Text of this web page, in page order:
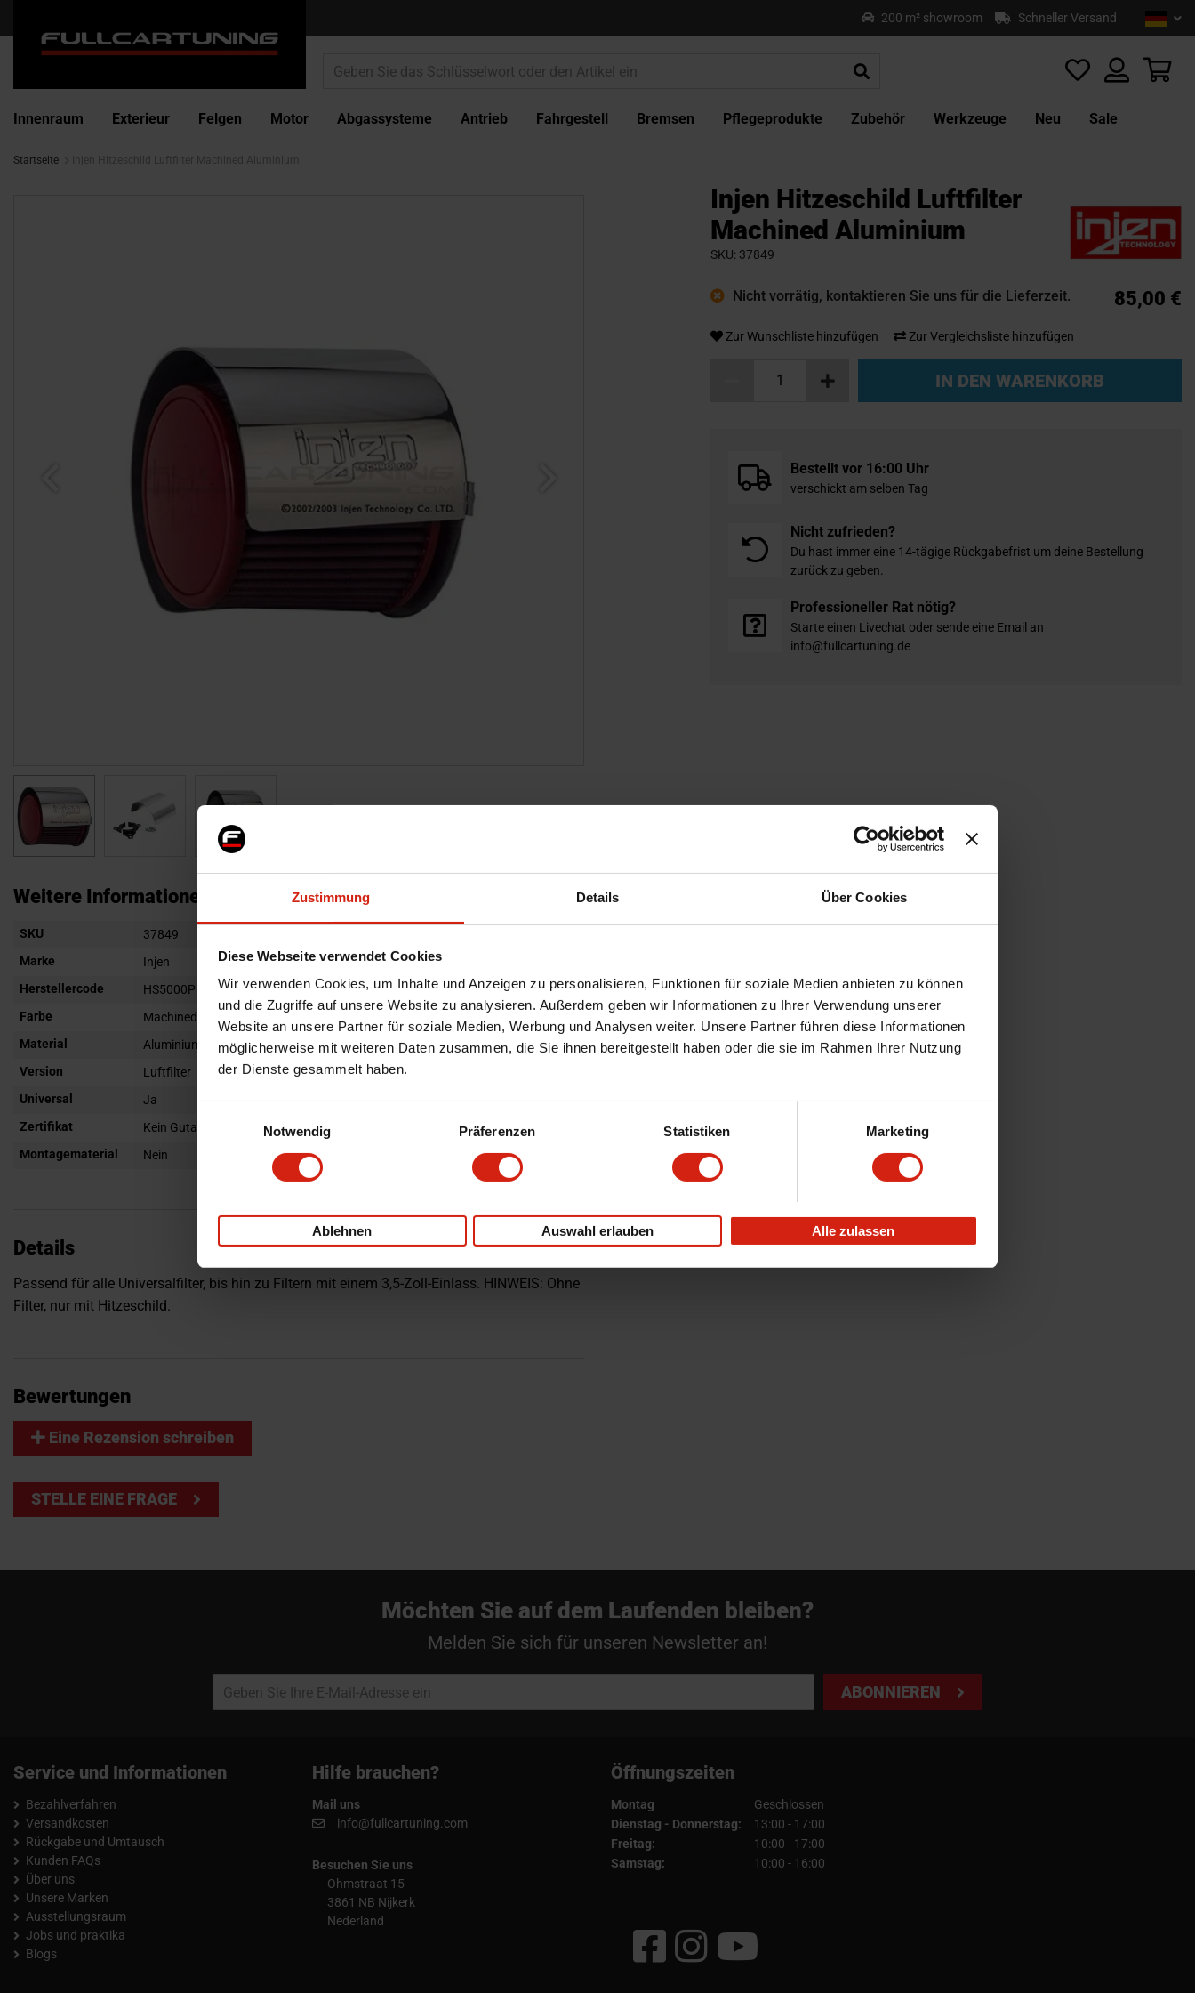
Zustimmung Details Über Cookies
Diese Webseite verwendet Cookies
Wir verwenden Cookies, um Inhalte und Anzeigen zu personalisieren, Funktionen für soziale Medien anbieten zu können
und die Zugriffe auf unsere Website zu analysieren. Außerdem geben wir Informationen zu Ihrer Verwendung unserer
Website an unsere Partner für soziale Medien, Werbung und Analysen weiter. Unsere Partner führen diese Informationen
möglicherweise mit weiteren Daten zusammen, die Sie ihnen bereitgestellt haben oder die sie im Rahmen Ihrer Nutzung
der Dienste gesammelt haben.
Notwendig
Präferenzen Statistiken Marketing
Ablehnen Auswahl erlauben Alle zulassen
200 m² showroom Schneller Versand
Innenraum Exterieur Felgen Motor Abgassysteme Antrieb Fahrgestell Bremsen Pflegeprodukte Zubehör Werkzeuge Neu Sale
Startseite
Injen Hitzeschild Luftfilter
Machined Aluminium
SKU 37849
Nicht vorrätig, kontaktieren Sie uns für die Lieferzeit. 85,00 €
Zur Wunschliste hinzufügen Zur Vergleichsliste hinzufügen
IN DEN WARENKORB
Bestellt vor 16:00 Uhr
verschickt am selben Tag
Nicht zufrieden?
Du hast immer eine 14-tägige Rückgabefrist um deine Bestellung
zurück zu geben.
Professioneller Rat nötig?
Starte einen Livechat oder sende eine Email an
info@fullcartuning.de
Anfang
Bildgalerie
springen
Weitere Informationen
Weitere
SKU
37849
Marke
Injen
Herstellercode
HS5000P
Farbe
Machined
Material
Aluminium
Version
Luftfilter
Universal
Ja
Zertifikat
Kein Gutachten oder ABE
Montagematerial
Nein
Details
Passend für alle Universalfilter, bis hin zu Filtern mit einem 3,5-Zoll-Einlass. HINWEIS: Ohne
Filter, nur mit Hitzeschild.
Bewertungen
Eine Rezension schreiben
STELLE EINE FRAGE
Möchten Sie auf dem Laufenden bleiben?
Melden Sie sich für unseren Newsletter an!
ABONNIEREN
Hilfe brauchen?
Mail uns
info@fullcartuning.com
Besuchen Sie uns
Ohmstraat 15
3861 NB Nijkerk
Nederland
Service und Informationen
Bezahlverfahren
Versandkosten
Rückgabe und Umtausch
Kunden FAQs
Über uns
Unsere Marken
Ausstellungsraum
Jobs und praktika
Blogs
Öffnungszeiten
Montag
Geschlossen
Dienstag - Donnerstag:
13:00 - 17:00
Freitag:
10:00 - 17:00
Samstag:
10:00 - 16:00